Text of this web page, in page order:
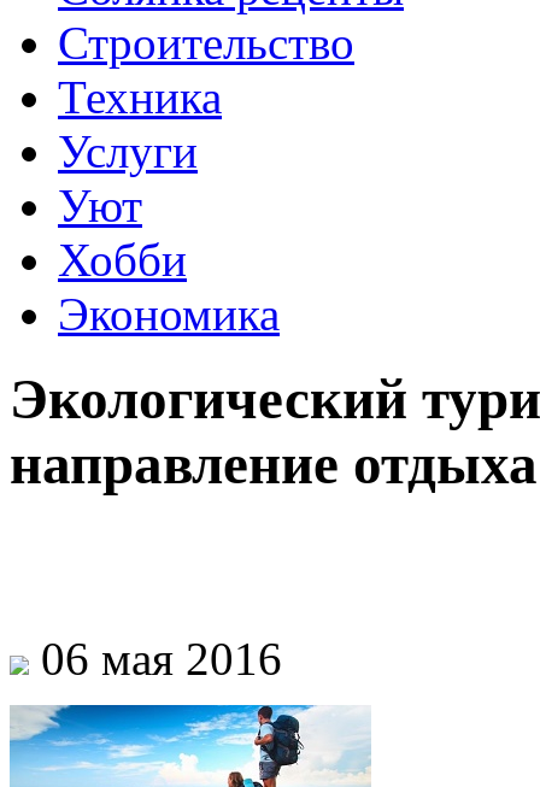
Строительство
Техника
Услуги
Уют
Хобби
Экономика
Экологический
направление отдыха
06 мая 2016